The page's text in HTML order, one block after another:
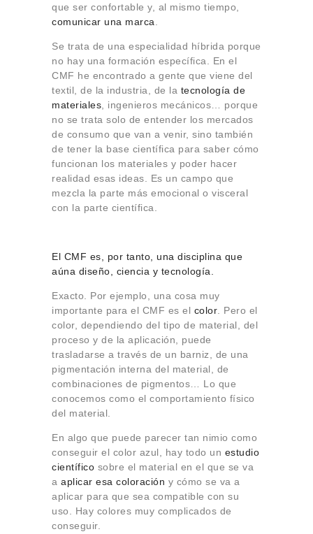
que ser confortable y, al mismo tiempo,
comunicar una marca
Se trata de una especialidad híbrida porque
no hay una formación específica. En el
CMF he encontrado a gente que viene del
textil, de la industria, de la tecnología de
materiales , ingenieros mecánicos… porque
no se trata solo de entender los mercados
de consumo que van a venir, sino también
de tener la base científica para saber cómo
funcionan los materiales y poder hacer
realidad esas ideas. Es un campo que
mezcla la parte más emocional o visceral
con la parte científica.
El CMF es, por tanto, una disciplina que
aúna diseño, ciencia y tecnología.
Exacto. Por ejemplo, una cosa muy
importante para el CMF es el color . Pero el
color, dependiendo del tipo de material, del
proceso y de la aplicación, puede
trasladarse a través de un barniz, de una
pigmentación interna del material, de
combinaciones de pigmentos… Lo que
conocemos como el comportamiento físico
del material.
En algo que puede parecer tan nimio como
conseguir el color azul, hay todo un estudio
científico sobre el material en el que se va
a aplicar esa coloración y cómo se va a
aplicar para que sea compatible con su
uso. Hay colores muy complicados de
conseguir.